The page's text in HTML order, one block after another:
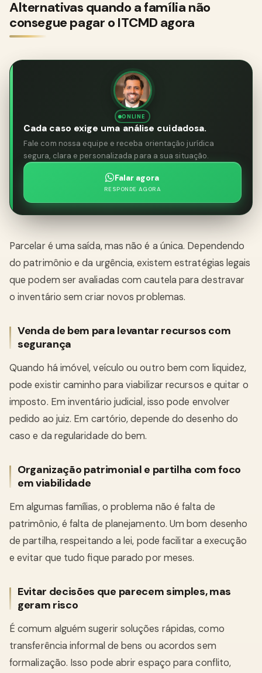
Alternativas quando a família não
consegue pagar o ITCMD agora
ONLINE
Cada caso exige uma análise cuidadosa.
Fale com nossa equipe e receba orientação jurídica
segura, clara e personalizada para a sua situação.
Falar agora
RESPONDE AGORA
Parcelar é uma saída, mas não é a única. Dependendo
do patrimônio e da urgência, existem estratégias legais
que podem ser avaliadas com cautela para destravar
o inventário sem criar novos problemas.
Venda de bem para levantar recursos com
segurança
Quando há imóvel, veículo ou outro bem com liquidez,
pode existir caminho para viabilizar recursos e quitar o
imposto. Em inventário judicial, isso pode envolver
pedido ao juiz. Em cartório, depende do desenho do
caso e da regularidade do bem.
Organização patrimonial e partilha com foco
em viabilidade
Em algumas famílias, o problema não é falta de
patrimônio, é falta de planejamento. Um bom desenho
de partilha, respeitando a lei, pode facilitar a execução
e evitar que tudo fique parado por meses.
Evitar decisões que parecem simples, mas
geram risco
É comum alguém sugerir soluções rápidas, como
transferência informal de bens ou acordos sem
formalização. Isso pode abrir espaço para conflito,